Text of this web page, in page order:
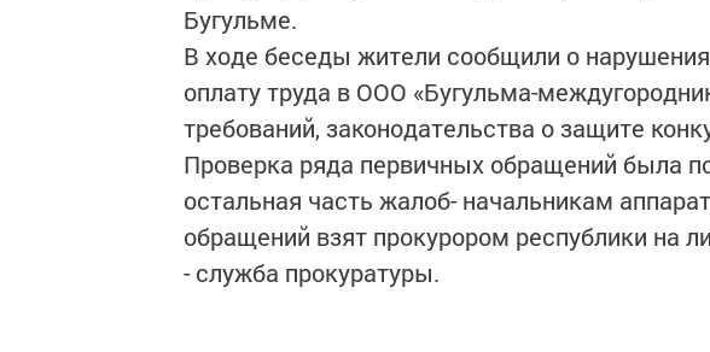
Бугульме.
В ходе беседы жители сообщили о
оплату труда в ООО «Бугульма-
требований, законодательства о защите
Проверка ряда первичных обращений была
остальная часть жалоб- начальникам
обращений взят прокурором республики на
- служба прокуратуры.